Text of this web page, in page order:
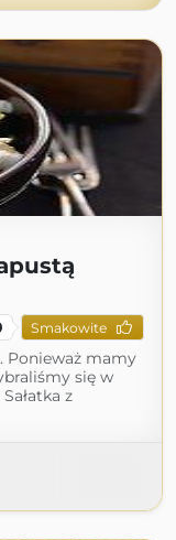
Smakowite
Ponieważ mamy
się w
z